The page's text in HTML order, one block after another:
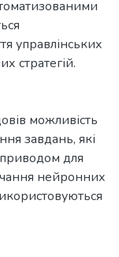
управлінських
стратегій.
можливість
завдань, які
приводом для
нейронних